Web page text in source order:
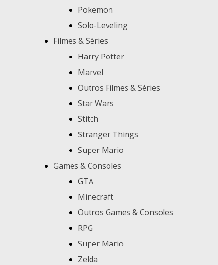
Pokemon
Solo-Leveling
Filmes & Séries
Harry Potter
Marvel
Outros Filmes & Séries
Star Wars
Stitch
Stranger Things
Super Mario
Games & Consoles
GTA
Minecraft
Outros Games & Consoles
RPG
Super Mario
Zelda